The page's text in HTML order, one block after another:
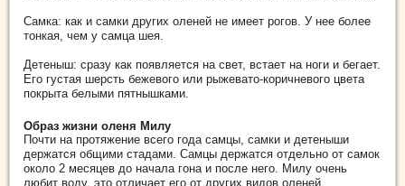
Самка: как и самки других оленей не имеет рогов. У нее более
тонкая, чем у самца шея.
Детеныш: сразу как появляется на свет, встает на ноги и бегает.
Его густая шерсть бежевого или рыжевато-коричневого цвета
покрыта белыми пятнышками.
Образ жизни оленя Милу
Почти на протяжение всего года самцы, самки и детеныши
держатся общими стадами. Самцы держатся отдельно от самок
около 2 месяцев до начала гона и после него. Милу очень
любит воду, это отличает его от других видов оленей.